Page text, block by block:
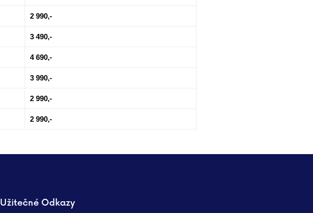
2 990,-
3 490,-
4 690,-
3 990,-
2 990,-
2 990,-
Užitečné Odkazy